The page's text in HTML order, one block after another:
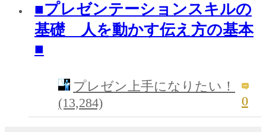
■プレゼンテーションスキルの
基礎 人を動かす伝え方の基本
■
プレゼン上手になりたい！
(13,284)
0